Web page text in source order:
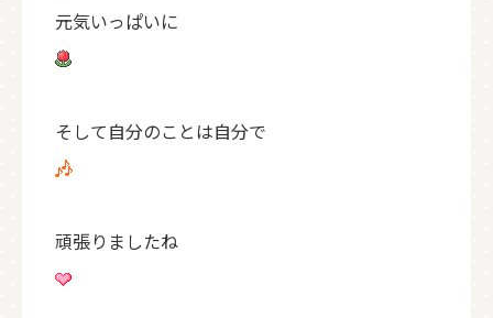
元気いっぱいに
そして自分のことは自分で
頑張りましたね